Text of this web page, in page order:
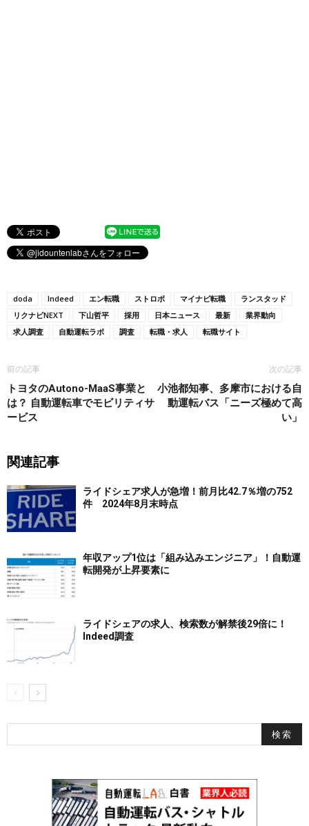
doda Indeed エン転職 ストロボ マイナビ転職
ランスタッド
リクナビNEXT
下山哲平 採用 日本ニュース 最新
業界動向
求人調査
自動運転ラボ 調査 転職・求人 転職サイト
前の記事
トヨタのAutono-MaaS事業と
は？ 自動運転車でモビリティサ
ービス
次の記事
小池都知事、多摩市における自
動運転バス「ニーズ極めて高
い」
関連記事
ライドシェア求人が急増！前月比42.7％増の752
件 2024年8月末時点
年収アップ1位は「組み込みエンジニア」！自動運
転開発が上昇要素に
ライドシェアの求人、検索数が解禁後29倍に！
Indeed調査